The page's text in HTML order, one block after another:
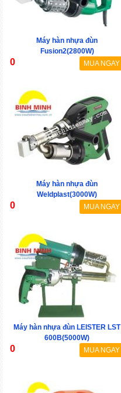
Máy hàn nhựa đùn
Fusion2(2800W)
0 MUA NGAY
Máy hàn nhựa đùn
Weldplast(3000W)
0 MUA NGAY
Máy hàn nhựa đùn LEISTER LST
600B(5000W)
0 MUA NGAY